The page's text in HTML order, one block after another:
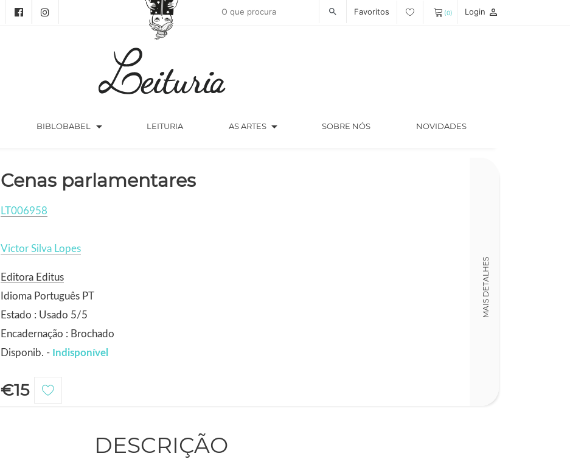
search Favoritos (0) Login person_outline
BIBLOBABEL arrow_drop_down LEITURIA AS ARTES arrow_drop_down SOBRE NÓS NOVIDADES
Cenas parlamentares
LT006958
Victor Silva Lopes
Editora Editus
Idioma Português PT
Estado : Usado 5/5
Encadernação : Brochado
Disponib. - Indisponível
€15
MAIS DETALHES
DESCRIÇÃO